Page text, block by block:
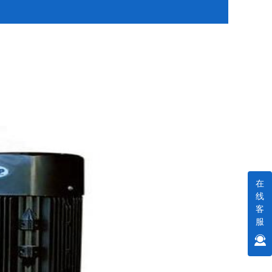
在
线
客
服